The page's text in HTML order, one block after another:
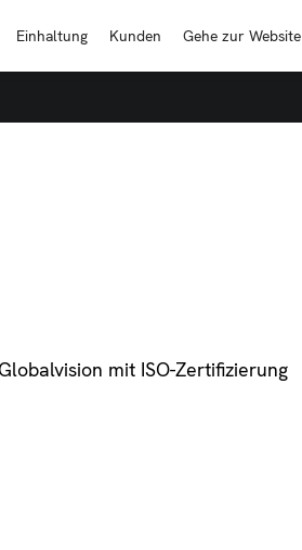
Einhaltung Kunden Gehe zur Website